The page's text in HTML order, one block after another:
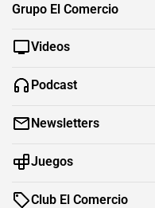
Grupo El Comercio
Videos
Podcast
Newsletters
Juegos
Club El Comercio